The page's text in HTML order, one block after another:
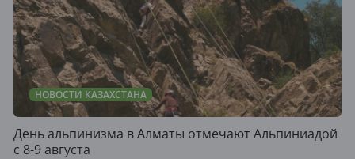
НОВОСТИ КАЗАХСТАНА
День альпинизма в Алматы отмечают Альпиниадой
с 8-9 августа